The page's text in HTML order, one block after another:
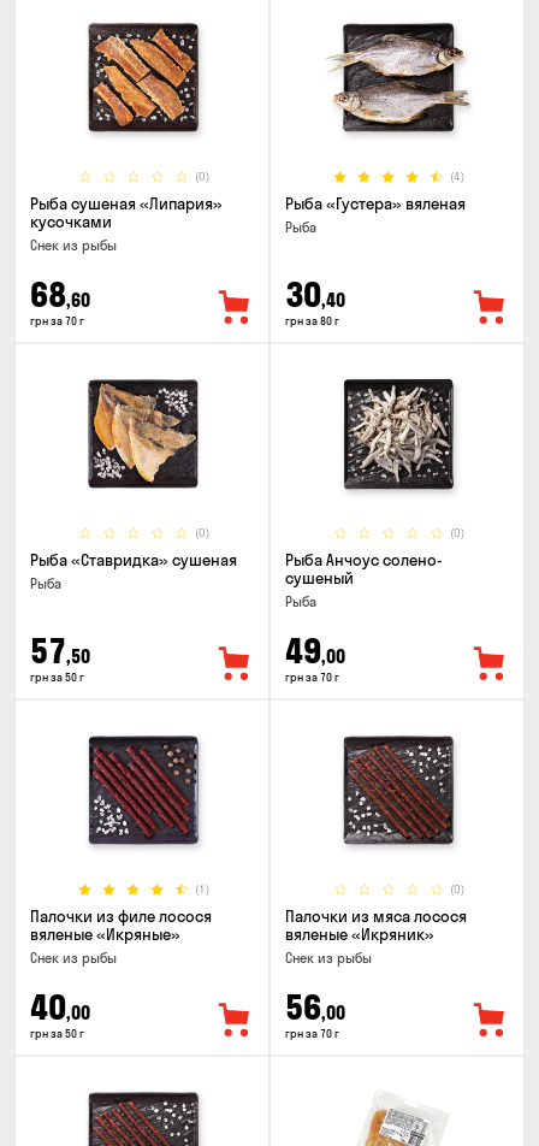
(0)
Рыба сушеная «Липария»
кусочками
Снек из рыбы
68,60
грн за 70 г
(4)
Рыба «Густера» вяленая
Рыба
30,40
грн за 80 г
(0)
Рыба «Ставридка» сушеная
Рыба
57,50
грн за 50 г
(0)
Рыба Анчоус солено-
сушеный
Рыба
49,00
грн за 70 г
(1)
Палочки из филе лосося
вяленые «Икряные»
Снек из рыбы
40,00
грн за 50 г
(0)
Палочки из мяса лосося
вяленые «Икряник»
Снек из рыбы
56,00
грн за 70 г